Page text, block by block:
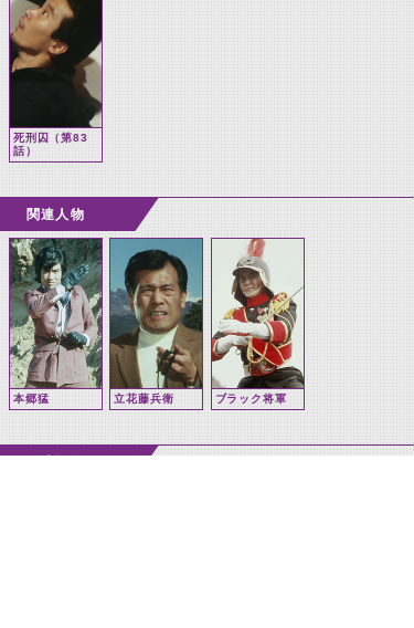
死刑囚（第83
話）
関連人物
本郷猛 立花藤兵衛 ブラック将軍